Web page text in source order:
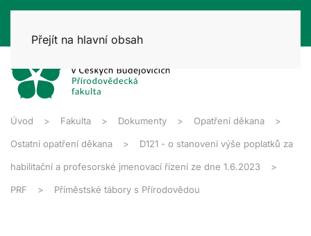
Přejít na hlavní obsah
Úvod Fakulta Dokumenty Opatření děkana
Ostatní opatření děkana D121 - o stanovení výše poplatků za
habilitační a profesorské jmenovací řízení ze dne 1.6.2023
PRF Příměstské tábory s Přírodovědou